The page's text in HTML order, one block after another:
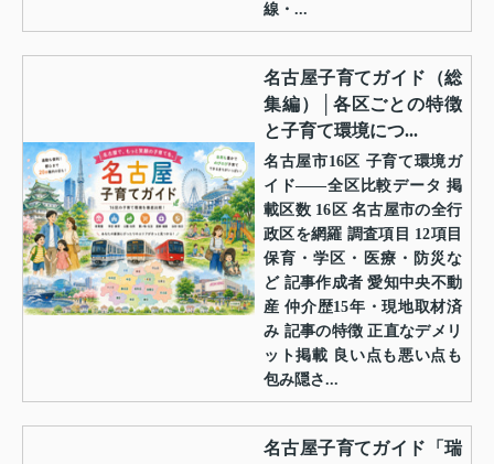
線・...
名古屋子育てガイド（総
集編）│各区ごとの特徴
と子育て環境につ...
名古屋市16区 子育て環境ガ
イド——全区比較データ 掲
載区数 16区 名古屋市の全行
政区を網羅 調査項目 12項目
保育・学区・医療・防災な
ど 記事作成者 愛知中央不動
産 仲介歴15年・現地取材済
み 記事の特徴 正直なデメリ
ット掲載 良い点も悪い点も
包み隠さ...
名古屋子育てガイド「瑞